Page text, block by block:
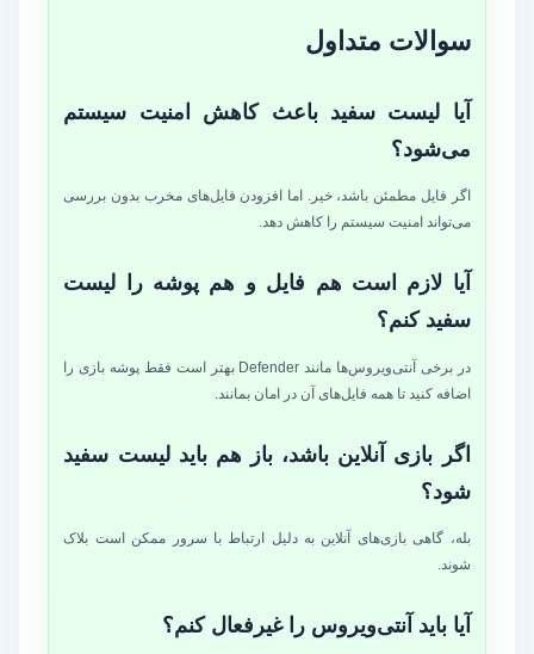
سوالات متداول
آیا لیست سفید باعث کاهش امنیت سیستم
می‌شود؟
اگر فایل مطمئن باشد، خیر. اما افزودن فایل‌های مخرب بدون بررسی
می‌تواند امنیت سیستم را کاهش دهد.
آیا لازم است هم فایل و هم پوشه را لیست
سفید کنم؟
در برخی آنتی‌ویروس‌ها مانند Defender بهتر است فقط پوشه بازی را
اضافه کنید تا همه فایل‌های آن در امان بمانند.
اگر بازی آنلاین باشد، باز هم باید لیست سفید
شود؟
بله، گاهی بازی‌های آنلاین به دلیل ارتباط با سرور ممکن است بلاک
شوند.
آیا باید آنتی‌ویروس را غیرفعال کنم؟